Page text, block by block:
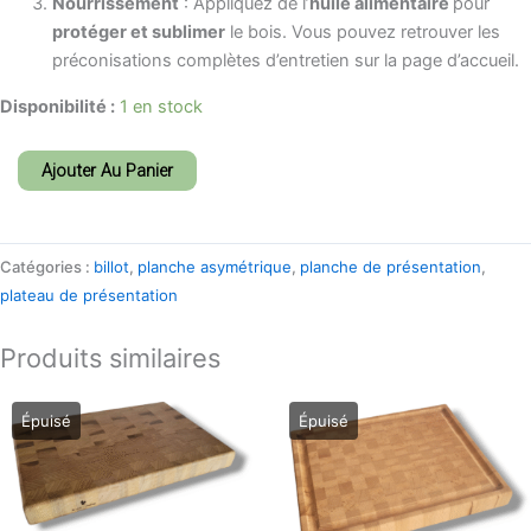
protéger et sublimerle bois. Vous pouvez retrouver les
préconisations complètes d’entretien sur la page d’accueil.
Disponibilité : 1 en stock
Ajouter Au Panier
Catégories : billot, planche asymétrique, planche de présentation,
plateau de présentation
Produits similaires